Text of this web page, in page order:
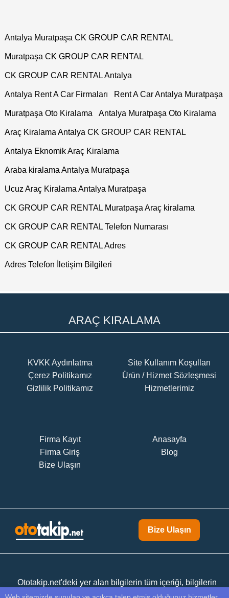
Antalya Muratpaşa CK GROUP CAR RENTAL
Muratpaşa CK GROUP CAR RENTAL
CK GROUP CAR RENTAL Antalya
Antalya Rent A Car Firmaları Rent A Car Antalya Muratpaşa
Muratpaşa Oto Kiralama Antalya Muratpaşa Oto Kiralama
Araç Kiralama Antalya CK GROUP CAR RENTAL
Antalya Eknomik Araç Kiralama
Araba kiralama Antalya Muratpaşa
Ucuz Araç Kiralama Antalya Muratpaşa
CK GROUP CAR RENTAL Muratpaşa Araç kiralama
CK GROUP CAR RENTAL Telefon Numarası
CK GROUP CAR RENTAL Adres
Adres Telefon İletişim Bilgileri
ARAÇ KIRALAMA
KVKK Aydınlatma
Çerez Politikamız
Gizlilik Politikamız
Site Kullanım Koşulları
Ürün / Hizmet Sözleşmesi
Hizmetlerimiz
Firma Kayıt
Firma Giriş
Bize Ulaşın
Anasayfa
Blog
Bize Ulaşın
Ototakip.net'deki yer alan bilgilerin tüm içeriği, bilgilerin
doğruluğu, bilgilerin güncellenmesi yayınlanması ile ilgili